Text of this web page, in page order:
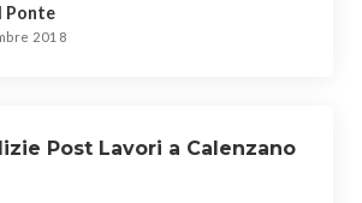
Ponte
2018
Post Lavori a Calenzano